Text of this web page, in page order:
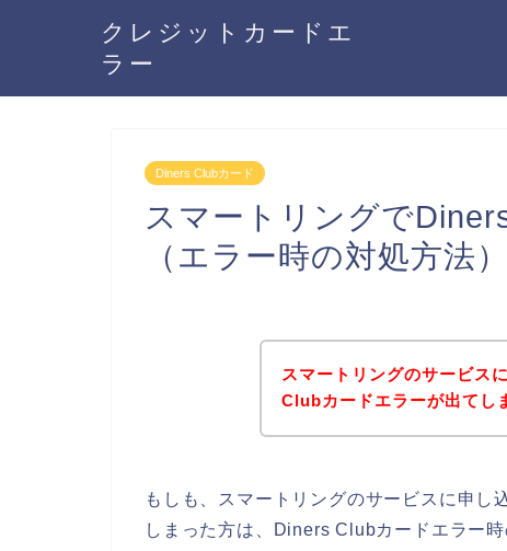
クレジットカードエ
ラー
Diners Clubカード
スマートリングで
（エラー時の対処方法）
スマートリングのサービス
Clubカードエラーが出てし
もしも、スマートリングのサービスに申
しまった方は、Diners Clubカードエラー